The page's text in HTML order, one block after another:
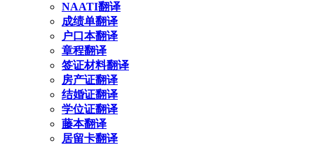
NAATI翻译
成绩单翻译
户口本翻译
章程翻译
签证材料翻译
房产证翻译
结婚证翻译
学位证翻译
藤本翻译
居留卡翻译